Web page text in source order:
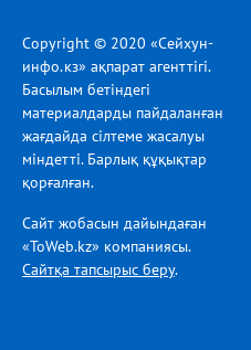
Copyright © 2020 «Сейхун-
инфо.кз» ақпарат агенттігі.
Басылым бетіндегі
материалдарды пайдаланған
жағдайда сілтеме жасалуы
міндетті. Барлық құқықтар
қорғалған.
Сайт жобасын дайындаған
«ToWeb.kz» компаниясы.
Сайтқа тапсырыс беру.